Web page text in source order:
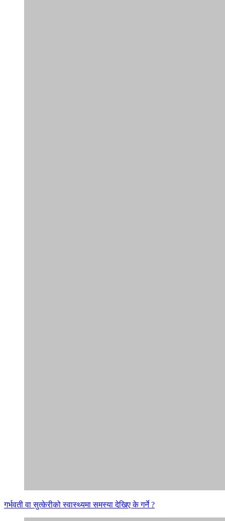
गर्भवती वा सुत्केरीको स्वास्थ्यमा समस्या देखिए के गर्ने ?